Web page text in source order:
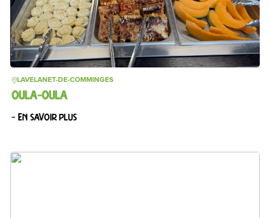
LAVELANET-DE-COMMINGES
OULA-OULA
– En savoir plus